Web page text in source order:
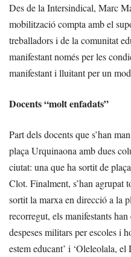
Des de la Intersindical, Marc
mobilització compta amb el
treballadors i de la comunitat
manifestant només per les
manifestant i lluitant per un
Docents “molt enfadats”
Part dels docents que s’han
plaça Urquinaona amb dues
ciutat: una que ha sortit de
Clot. Finalment, s’han agrupat
sortit la marxa en direcció a la
recorregut, els manifestants
despeses militars per escoles i
estem educant’ i ‘Oleleolala, el